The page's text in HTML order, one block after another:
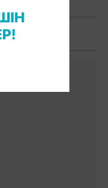
ҚАЗА